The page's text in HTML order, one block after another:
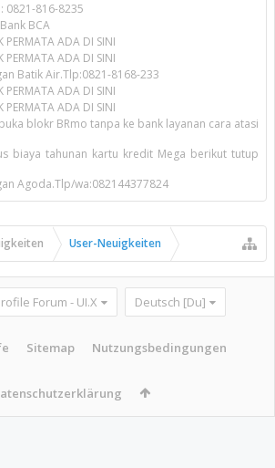
0821-816-8235
BCA
PERMATA ADA DI SINI
PERMATA ADA DI SINI
Batik Air.Tlp:0821-8168-233
PERMATA ADA DI SINI
PERMATA ADA DI SINI
blokr BRmo tanpa ke bank layanan cara atasi
biaya tahunan kartu kredit Mega berikut tutup
Agoda.Tlp/wa:082144377824
User-Neuigkeiten
Forum - UI.X Deutsch [Du]
Sitemap Nutzungsbedingungen